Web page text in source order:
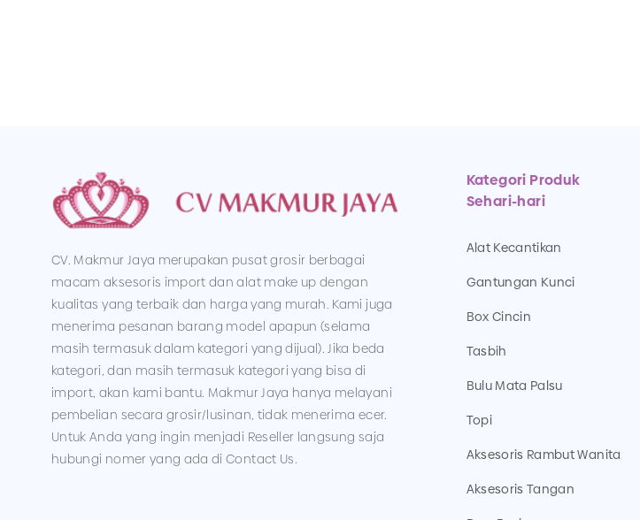
CV. Makmur Jaya merupakan pusat grosir berbagai
macam aksesoris import dan alat make up dengan
kualitas yang terbaik dan harga yang murah. Kami juga
menerima pesanan barang model apapun (selama
masih termasuk dalam kategori yang dijual). Jika beda
kategori, dan masih termasuk kategori yang bisa di
import, akan kami bantu. Makmur Jaya hanya melayani
pembelian secara grosir/lusinan, tidak menerima ecer.
Untuk Anda yang ingin menjadi Reseller langsung saja
hubungi nomer yang ada di Contact Us.
Kategori Produk
Sehari-hari
Alat Kecantikan
Gantungan Kunci
Box Cincin
Tasbih
Bulu Mata Palsu
Topi
Aksesoris Rambut Wanita
Aksesoris Tangan